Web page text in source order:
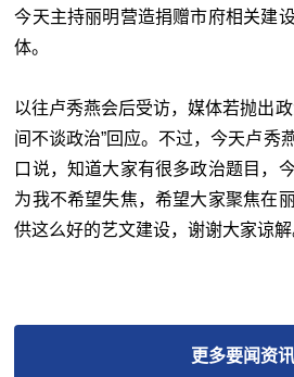
今天主持丽明营造捐赠市府相关建
体。
以往卢秀燕会后受访，媒体若抛出
间不谈政治”回应。不过，今天卢秀
口说，知道大家有很多政治题目，
为我不希望失焦，希望大家聚焦在
供这么好的艺文建设，谢谢大家谅解
更多要闻资讯